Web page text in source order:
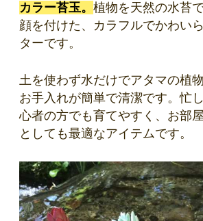
カラー苔玉。 植物を天然の水苔
顔を付けた、カラフルでかわい
ターです。
土を使わず水だけでアタマの植
お手入れが簡単で清潔です。忙
心者の方でも育てやすく、お部
としても最適なアイテムです。